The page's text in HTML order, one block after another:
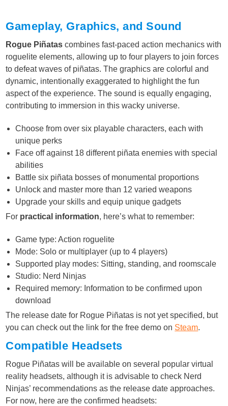
Gameplay, Graphics, and Sound
Rogue Piñatas combines fast-paced action mechanics with
roguelite elements, allowing up to four players to join forces
to defeat waves of piñatas. The graphics are colorful and
dynamic, intentionally exaggerated to highlight the fun
aspect of the experience. The sound is equally engaging,
contributing to immersion in this wacky universe.
Choose from over six playable characters, each with
unique perks
Face off against 18 different piñata enemies with special
abilities
Battle six piñata bosses of monumental proportions
Unlock and master more than 12 varied weapons
Upgrade your skills and equip unique gadgets
For practical information, here’s what to remember:
Game type: Action roguelite
Mode: Solo or multiplayer (up to 4 players)
Supported play modes: Sitting, standing, and roomscale
Studio: Nerd Ninjas
Required memory: Information to be confirmed upon
download
The release date for Rogue Piñatas is not yet specified, but
you can check out the link for the free demo on Steam.
Compatible Headsets
Rogue Piñatas will be available on several popular virtual
reality headsets, although it is advisable to check Nerd
Ninjas’ recommendations as the release date approaches.
For now, here are the confirmed headsets: